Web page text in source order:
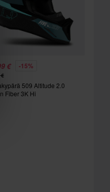
€ -15%
€
509 Altitude 2.0
Fiber 3K Hi